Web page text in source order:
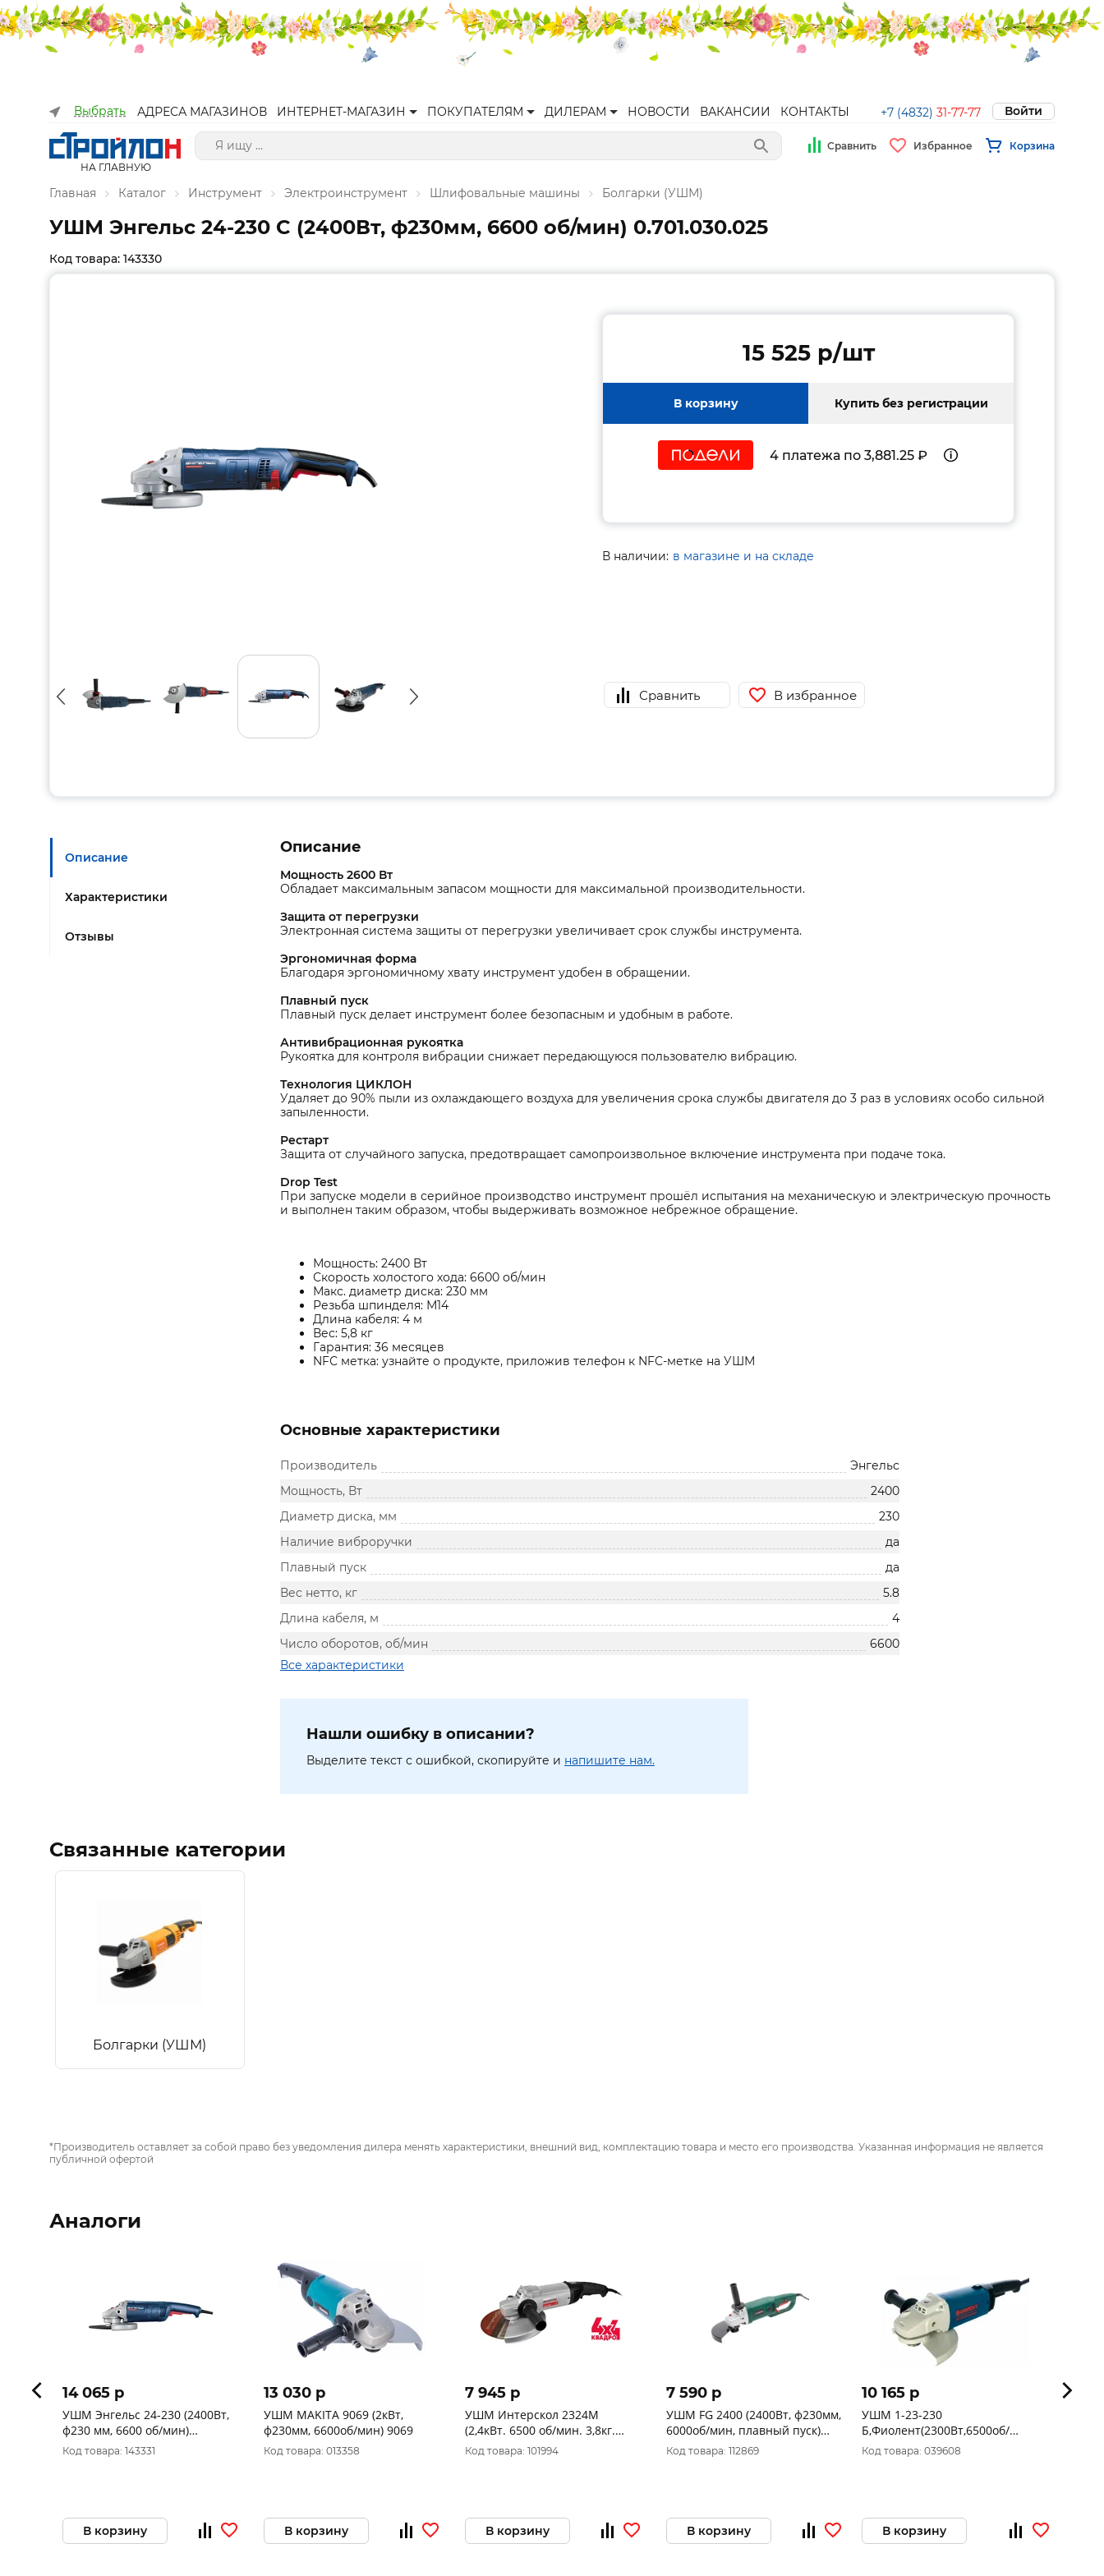
Выбрать АДРЕСА МАГАЗИНОВ ИНТЕРНЕТ-МАГАЗИН ПОКУПАТЕЛЯМ ДИЛЕРАМ НОВОСТИ ВАКАНСИИ КОНТАКТЫ +7 (4832) 31-77-77 Войти
НА ГЛАВНУЮ
Сравнить Избранное Корзина
Главная Каталог Инструмент Электроинструмент Шлифовальные машины Болгарки (УШМ)
УШМ Энгельс 24-230 C (2400Вт, ф230мм, 6600 об/мин) 0.701.030.025
Код товара: 143330
15 525 p/шт
В корзину Купить без регистрации
4 платежа по 3,881.25 ₽
В наличии: в магазине и на складе
Сравнить В избранное
Описание
Характеристики
Отзывы
Описание
Мощность 2600 Вт
Обладает максимальным запасом мощности для максимальной производительности.
Защита от перегрузки
Электронная система защиты от перегрузки увеличивает срок службы инструмента.
Эргономичная форма
Благодаря эргономичному хвату инструмент удобен в обращении.
Плавный пуск
Плавный пуск делает инструмент более безопасным и удобным в работе.
Антивибрационная рукоятка
Рукоятка для контроля вибрации снижает передающуюся пользователю вибрацию.
Технология ЦИКЛОН
Удаляет до 90% пыли из охлаждающего воздуха для увеличения срока службы двигателя до 3 раз в условиях особо сильной
запыленности.
Рестарт
Защита от случайного запуска, предотвращает самопроизвольное включение инструмента при подаче тока.
Drop Test
При запуске модели в серийное производство инструмент прошёл испытания на механическую и электрическую прочность
и выполнен таким образом, чтобы выдерживать возможное небрежное обращение.
Мощность: 2400 Вт
Скорость холостого хода: 6600 об/мин
Макс. диаметр диска: 230 мм
Резьба шпинделя: М14
Длина кабеля: 4 м
Вес: 5,8 кг
Гарантия: 36 месяцев
NFС метка: узнайте о продукте, приложив телефон к NFC-метке на УШМ
Основные характеристики
Производитель
Энгельс
Мощность, Вт
2400
Диаметр диска, мм
230
Наличие виброручки
да
Плавный пуск
да
Вес нетто, кг
5.8
Длина кабеля, м
4
Число оборотов, об/мин
6600
Все характеристики
Нашли ошибку в описании?
Выделите текст с ошибкой, скопируйте и напишите нам.
Связанные категории
Болгарки (УШМ)
*Производитель оставляет за собой право без уведомления дилера менять характеристики, внешний вид, комплектацию товара и место его производства. Указанная информация не является
публичной офертой
Аналоги
14 065 p
УШМ Энгельс 24-230 (2400Вт,
ф230 мм, 6600 об/мин)
0.701.030.023
Код товара: 143331
В корзину
13 030 p
УШМ MAKITA 9069 (2кВт,
ф230мм, 6600об/мин) 9069
Код товара: 013358
В корзину
7 945 p
УШМ Интерскол 2324М
(2,4кВт. 6500 об/мин. 3,8кг.
плавный пуск) 747.1.2.70
Код товара: 101994
В корзину
7 590 p
УШМ FG 2400 (2400Вт, ф230мм,
6000об/мин, плавный пуск)
106302400 FAVOURITE
Код товара: 112869
В корзину
10 165 p
УШМ 1-23-230
Б,Фиолент(2300Вт,6500об/
05МК1
Код товара: 039608
В корзину
12